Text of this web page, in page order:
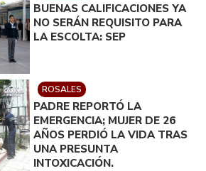
BUENAS CALIFICACIONES YA
NO SERÁN REQUISITO PARA
LA ESCOLTA: SEP
ROSALES
PADRE REPORTÓ LA
EMERGENCIA; MUJER DE 26
AÑOS PERDIÓ LA VIDA TRAS
UNA PRESUNTA
INTOXICACIÓN.